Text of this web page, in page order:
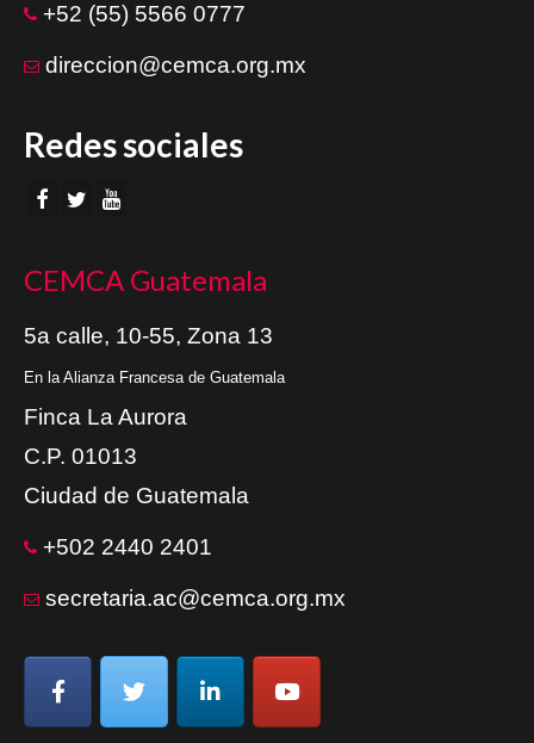
+52 (55) 5566 0777
direccion@cemca.org.mx
Redes sociales
CEMCA Guatemala
5a calle, 10-55, Zona 13
En la Alianza Francesa de Guatemala
Finca La Aurora
C.P. 01013
Ciudad de Guatemala
+502 2440 2401
secretaria.ac@cemca.org.mx